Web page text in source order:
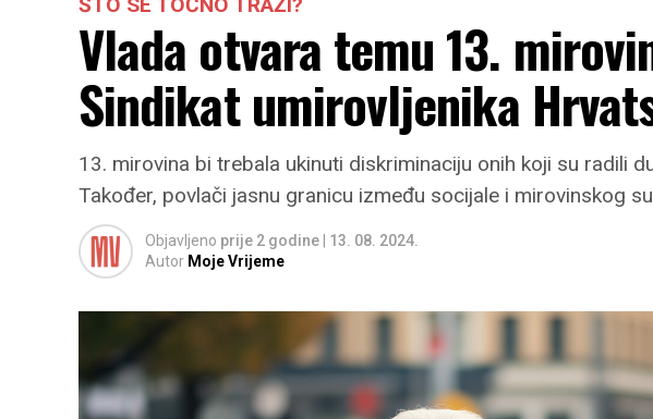
Vlada otvara temu 13.
Sindikat umirovljenika
13. mirovina bi trebala ukinuti diskriminaciju onih koji su radili
Također, povlači jasnu granicu između socijale i mirovinskog
Objavljeno prije 2 godine
13. 08. 2024.
Autor Moje Vrijeme